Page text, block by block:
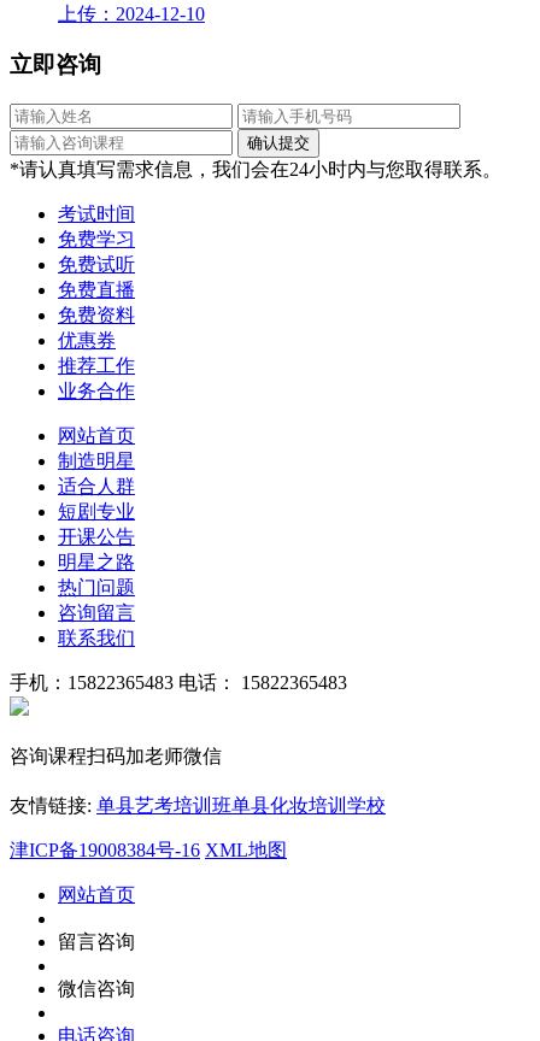
上传：2024-12-10
立即咨询
*请认真填写需求信息，我们会在24小时内与您取得联系。
考试时间
免费学习
免费试听
免费直播
免费资料
优惠券
推荐工作
业务合作
网站首页
制造明星
适合人群
短剧专业
开课公告
明星之路
热门问题
咨询留言
联系我们
手机：15822365483 电话： 15822365483
咨询课程扫码加老师微信
友情链接: 单县艺考培训班单县化妆培训学校
津ICP备19008384号-16 XML地图
网站首页
留言咨询
微信咨询
电话咨询